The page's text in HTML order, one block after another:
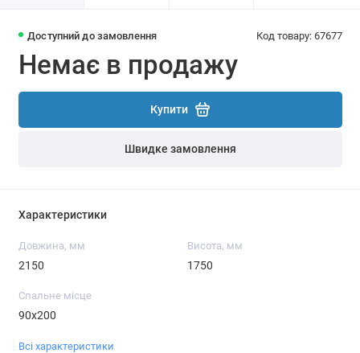
Доступний до замовлення Код товару: 67677
Немає в продажу
Купити
Швидке замовлення
Характеристики
Довжина, мм
2150
Висота, мм
1750
Спальне місце
90x200
Всі характеристики